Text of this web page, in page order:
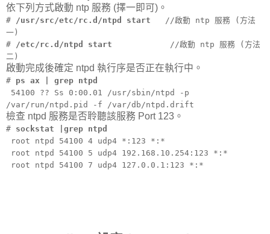
依下列方式啟動 ntp 服務 (擇一即可)。
# /usr/src/etc/rc.d/ntpd start //啟動 ntp 服務 (方法
一)
# /etc/rc.d/ntpd start //啟動 ntp 服務 (方法
二)
啟動完成後確定 ntpd 執行序是否正在執行中。
# ps ax | grep ntpd
54100 ?? Ss 0:00.01 /usr/sbin/ntpd -p
/var/run/ntpd.pid -f /var/db/ntpd.drift
檢查 ntpd 服務是否聆聽該服務 Port 123。
# sockstat |grep ntpd
root ntpd 54100 4 udp4 *:123 *:*
root ntpd 54100 5 udp4 192.168.10.254:123 *:*
root ntpd 54100 7 udp4 127.0.0.1:123 *:*